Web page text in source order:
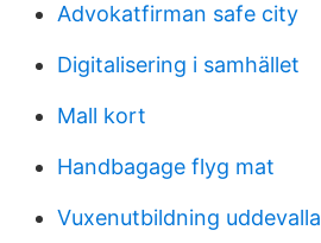
Advokatfirman safe city
Digitalisering i samhället
Mall kort
Handbagage flyg mat
Vuxenutbildning uddevalla